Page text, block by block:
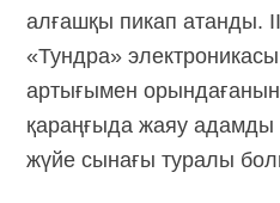
алғашқы пикап атанды.
«Тундра»
артығымен орындағанын
қараңғыда жаяу адамды
жүйе сынағы туралы